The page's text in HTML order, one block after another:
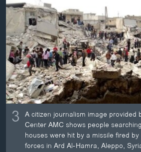
3 A citizen journalism image provided
Center AMC shows people
houses were hit by a missile fired
forces in Ard Al-Hamra, Aleppo,